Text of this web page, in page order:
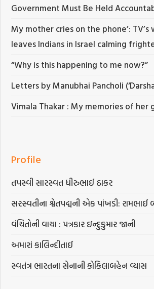
Government Must Be Held
My mother cries on the phone’:
leaves Indians in Israel calming
“Why is this happening to me now?”
Letters by Manubhai Pancholi
Vimala Thakar : My memories of her
Profile
તપસ્વી સારસ્વત ધીરુભાઈ ઠાકર
સરસ્વતીના શ્વેતપદ્મની એક પાંખડી: રામભાઈ
વંચિતોની વાચા : પત્રકાર ઇન્દુકુમાર જાની
અમારાં કાલિન્દીતાઈ
સ્વતંત્ર ભારતના સેનાની કોકિલાબહેન વ્યાસ